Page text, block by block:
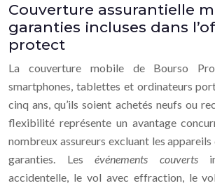
Couverture assurantielle
garanties incluses dans
protect
La couverture mobile de Bourso
smartphones, tablettes et ordinateurs
cinq ans, qu’ils soient achetés neufs ou
flexibilité représente un avantage
nombreux assureurs excluant les appareils
garanties. Les événements couverts
accidentelle, le vol avec effraction, le